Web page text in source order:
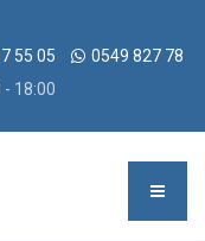
55 05
0549 827 78
- 18:00